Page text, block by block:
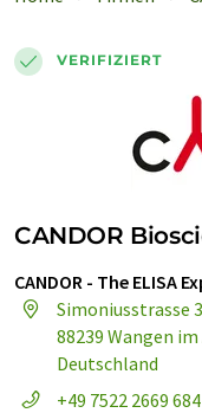
VERIFIZIERT
CANDOR
CANDOR - The ELISA
Simoniusstrasse
88239 Wangen
Deutschland
+49 7522 2669 684